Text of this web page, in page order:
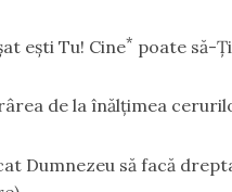
eşti Tu! Cine* poate să-
de la înălţimea
Dumnezeu să facă